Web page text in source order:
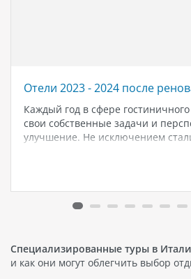
Отели 2023 - 2024 после
Каждый год в сфере
свои собственные задачи и
улучшение. Не исключением
Реновация в…
Специализированные туры в
и как они могут облегчить выбор